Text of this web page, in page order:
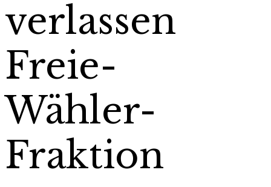
verlassen
Freie-
Wähler-
Fraktion